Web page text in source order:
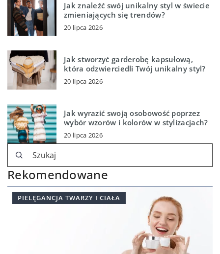
Jak znaleźć swój unikalny styl w świecie
zmieniających się trendów?
20 lipca 2026
Jak stworzyć garderobę kapsułową,
która odzwierciedli Twój unikalny styl?
20 lipca 2026
Jak wyrazić swoją osobowość poprzez
wybór wzorów i kolorów w stylizacjach?
20 lipca 2026
Rekomendowane
PIELĘGANCJA TWARZY I CIAŁA